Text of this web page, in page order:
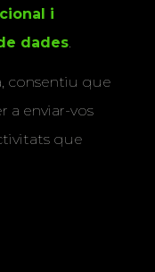
i
dades
consentiu que
a enviar-vos
que